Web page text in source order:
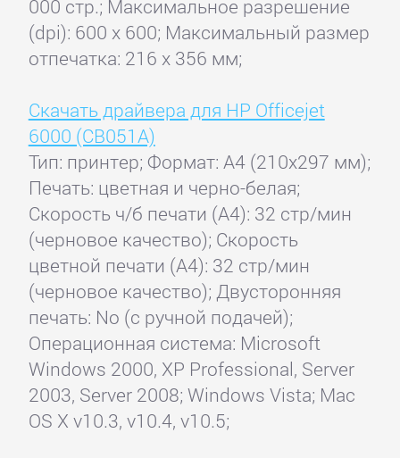
000 стр.; Максимальное разрешение
(dpi): 600 x 600; Максимальный размер
отпечатка: 216 x 356 мм;
Скачать драйвера для HP Officejet
6000 (CB051A)
Тип: принтер; Формат: A4 (210x297 мм);
Печать: цветная и черно-белая;
Скорость ч/б печати (А4): 32 стр/мин
(черновое качество); Скорость
цветной печати (А4): 32 стр/мин
(черновое качество); Двусторонняя
печать: No (с ручной подачей);
Операционная система: Microsoft
Windows 2000, XP Professional, Server
2003, Server 2008; Windows Vista; Mac
OS X v10.3, v10.4, v10.5;